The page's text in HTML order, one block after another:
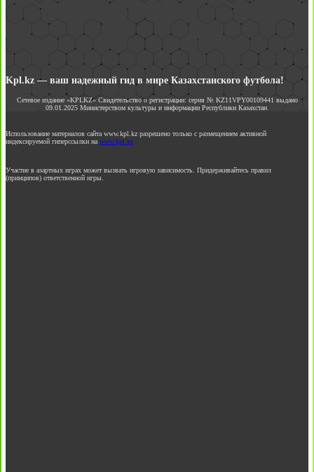
Kpl.kz — ваш надежный гид в мире Казахстанского футбола!
Сетевое издание «KPLKZ» Свидетельство о регистрации: серия № KZ11VPY00109441 выдано
09.01.2025 Министерством культуры и информации Республики Казахстан.
Использование материалов сайта www.kpl.kz разрешено только с размещением активной
индексируемой гиперссылки на www.kpl.kz
Участие в азартных играх может вызвать игровую зависимость. Придерживайтесь правил
(принципов) ответственной игры.